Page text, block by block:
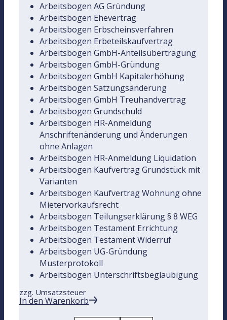
Arbeitsbogen AG Gründung
Arbeitsbogen Ehevertrag
Arbeitsbogen Erbscheinsverfahren
Arbeitsbogen Erbeteilskaufvertrag
Arbeitsbogen GmbH-Anteilsübertragung
Arbeitsbogen GmbH-Gründung
Arbeitsbogen GmbH Kapitalerhöhung
Arbeitsbogen Satzungsänderung
Arbeitsbogen GmbH Treuhandvertrag
Arbeitsbogen Grundschuld
Arbeitsbogen HR-Anmeldung
Anschriftenänderung und Änderungen
ohne Anlagen
Arbeitsbogen HR-Anmeldung Liquidation
Arbeitsbogen Kaufvertrag Grundstück mit
Varianten
Arbeitsbogen Kaufvertrag Wohnung ohne
Mietervorkaufsrecht
Arbeitsbogen Teilungserklärung § 8 WEG
Arbeitsbogen Testament Errichtung
Arbeitsbogen Testament Widerruf
Arbeitsbogen UG-Gründung
Musterprotokoll
Arbeitsbogen Unterschriftsbeglaubigung
zzg. Umsatzsteuer
In den Warenkorb